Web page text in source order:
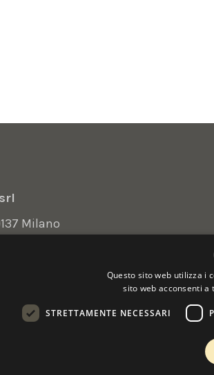
Milano
Questo sito web utilizza i
sito web acconsenti
STRETTAMENTE NECESSARI